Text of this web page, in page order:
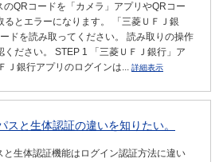
のQRコードを「カメラ」アプリやQRコー
るとエラーになります。 「三菱ＵＦＪ銀
ドを読み取ってください。 読み取りの操作
ください。 STEP 1 「三菱ＵＦＪ銀行」ア
Ｊ銀行アプリのログインは... 詳細表示
スと生体認証の違いを知りたい。
と生体認証機能はログイン認証方法に違い